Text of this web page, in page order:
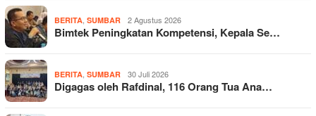
BERITA SUMBAR 2 Agustus 2026
Bimtek Peningkatan Kompetensi, Kepala Se…
BERITA SUMBAR 30 Juli 2026
Digagas oleh Rafdinal, 116 Orang Tua Ana…